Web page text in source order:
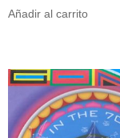
Añadir al carrito